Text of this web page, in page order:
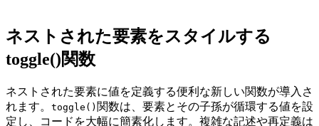
ネストされた要素をスタイルする
toggle()関数
ネストされた要素に値を定義する便利な新しい関数が導入さ
れます。 toggle() 関数は、要素とその子孫が循環する値を設
定し、コードを大幅に簡素化します。複雑な記述や再定義は